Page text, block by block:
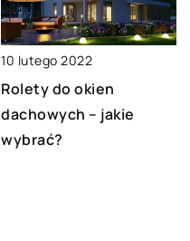
10 lutego 2022
Rolety do okien
dachowych – jakie
wybrać?